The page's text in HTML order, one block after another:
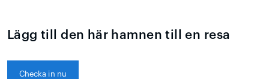
Lägg till den här hamnen till en resa
Checka in nu